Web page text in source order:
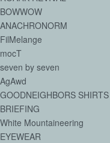
BOWWOW
ANACHRONORM
FilMelange
mocT
seven by seven
AgAwd
GOODNEIGHBORS SHIRTS
BRIEFING
White Mountaineering
EYEWEAR